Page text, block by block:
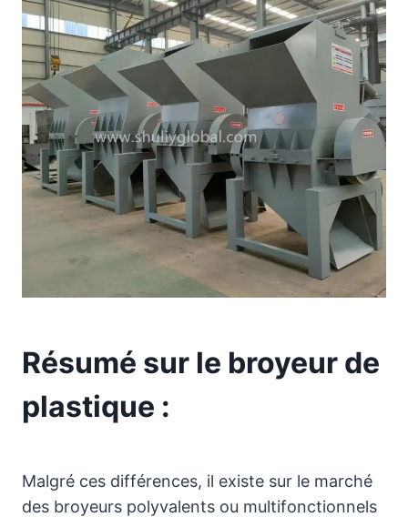
Résumé sur le broyeur de
plastique :
Malgré ces différences, il existe sur le marché
des broyeurs polyvalents ou multifonctionnels